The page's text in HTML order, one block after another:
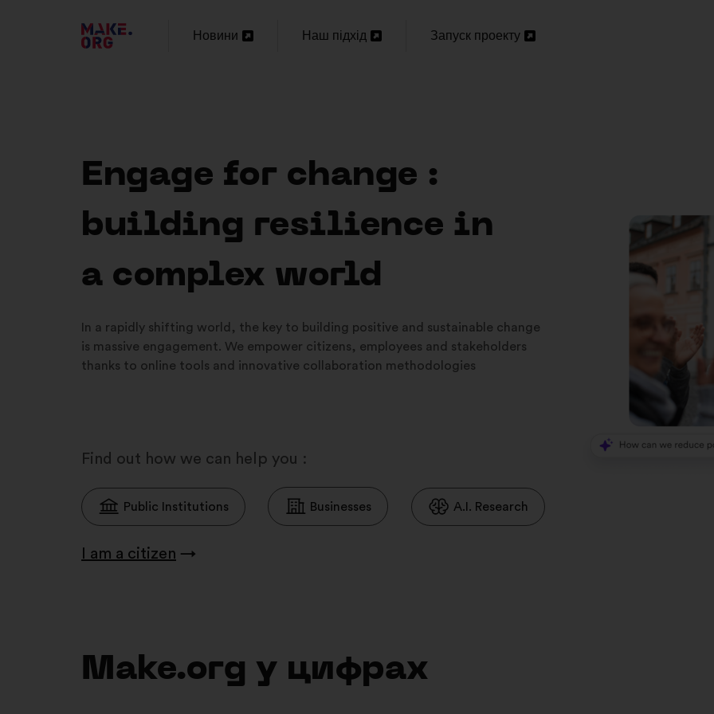
ПЕРЕЙТИ
MAKE.ORG
Новини
Наш підхід
Запуск проекту
Engage for change :
building resilience in
a complex world
In a rapidly shifting world, the key to building positive and sustainable change
is massive engagement. We empower citizens, employees and stakeholders
thanks to online tools and innovative collaboration methodologies
Find out how we can help you :
Public Institutions Businesses A.I. Research
I am a citizen →
Make.org у цифрах